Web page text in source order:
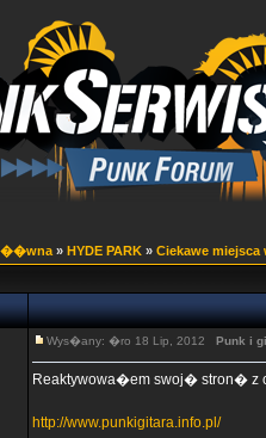
» HYDE PARK » Ciekawe miejsca
Wys�any: �ro 18 Lip, 2012 Punk i
Reaktywowa�em swoj� stron� z
http://www.punkigitara.info.pl/